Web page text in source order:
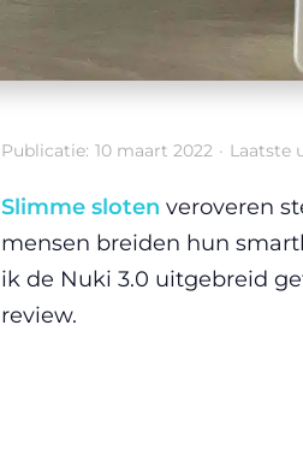
Publicatie: 10 maart 2022 · Laatste
Slimme sloten veroveren
mensen breiden hun
ik de Nuki 3.0 uitgebreid
review.